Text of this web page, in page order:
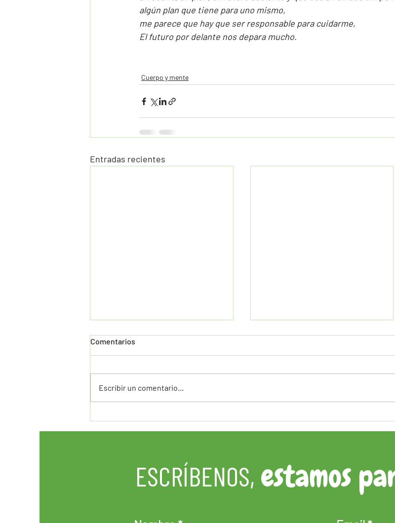
algún plan que tiene para uno mismo,
me parece que hay que ser responsable para cuidarme,
El futuro por delante nos depara mucho.
Cuerpo y mente
Entradas recientes
Comentarios
Escribir un comentario...
ESCRÍBENOS, estamos